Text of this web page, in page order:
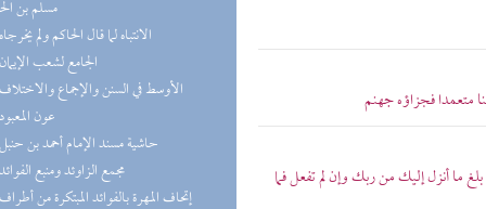
مسلم بن
(2) الانتباه لما قال الحاكم ولم
(2) الجامع لشعب
(2) الأوسط في السنن والإجماع
(2) عون
(1) حاشية مسند الإمام أحمد بن
(1) مجمع الزاوئد ومنبع
متعمدا فجزاؤه جهنم
ما أنزل إليك من ربك وإن لم تفعل فما